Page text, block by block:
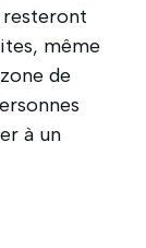
resteront
même
de
à un